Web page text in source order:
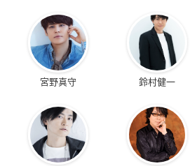
宮野真守 鈴村健一